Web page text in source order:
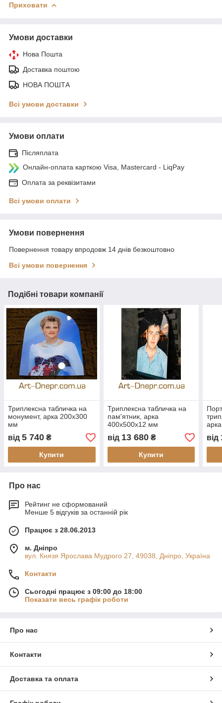
Приховати
Умови доставки
Нова Пошта
Доставка поштою
НОВА ПОШТА
Всі умови доставки
Умови оплати
Післяплата
Онлайн-оплата карткою Visa, Mastercard - LiqPay
Оплата за реквізитами
Всі умови оплати
Умови повернення
Повернення товару впродовж 14 днів безкоштовно
Всі умови повернення
Подібні товари компанії
Триплексна табличка на
монумент, арка 200х300
мм
від 5 740 ₴
Купити
Триплексна табличка на
пам'ятник, арка
400х500x12 мм
від 13 680₴
Купити
від
Про нас
Рейтинг не сформований
Менше 5 відгуків за останній рік
Працює з 28.06.2013
м. Дніпро
вул. Князя Ярослава Мудрого 27, 49038, Дніпро, Україна
Контакти
Сьогодні працює з 09:00 до 18:00
Показати весь графік роботи
Про нас
Контакти
Доставка та оплата